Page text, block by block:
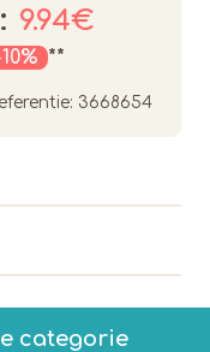
9.94€
**
3668654
categorie